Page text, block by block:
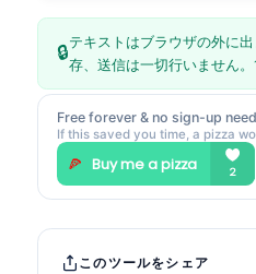
🔒テキストはブラウザの外に
存、送信は一切行いません。
Free forever & no sign-up
If this saved you time, a pizza
このツールをシェア